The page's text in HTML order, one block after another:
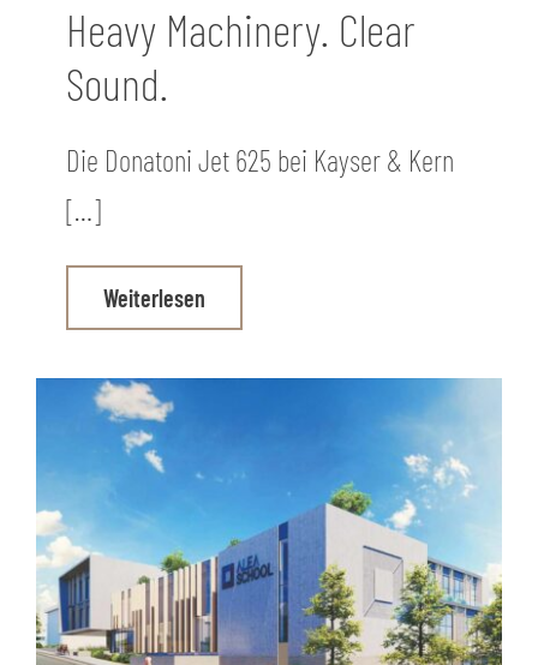
Heavy Machinery. Clear
Sound.
Die Donatoni Jet 625 bei Kayser & Kern
[…]
Weiterlesen